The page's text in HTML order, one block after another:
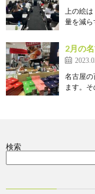
上の絵
量を減
2月の
名古屋の
ます。
検索